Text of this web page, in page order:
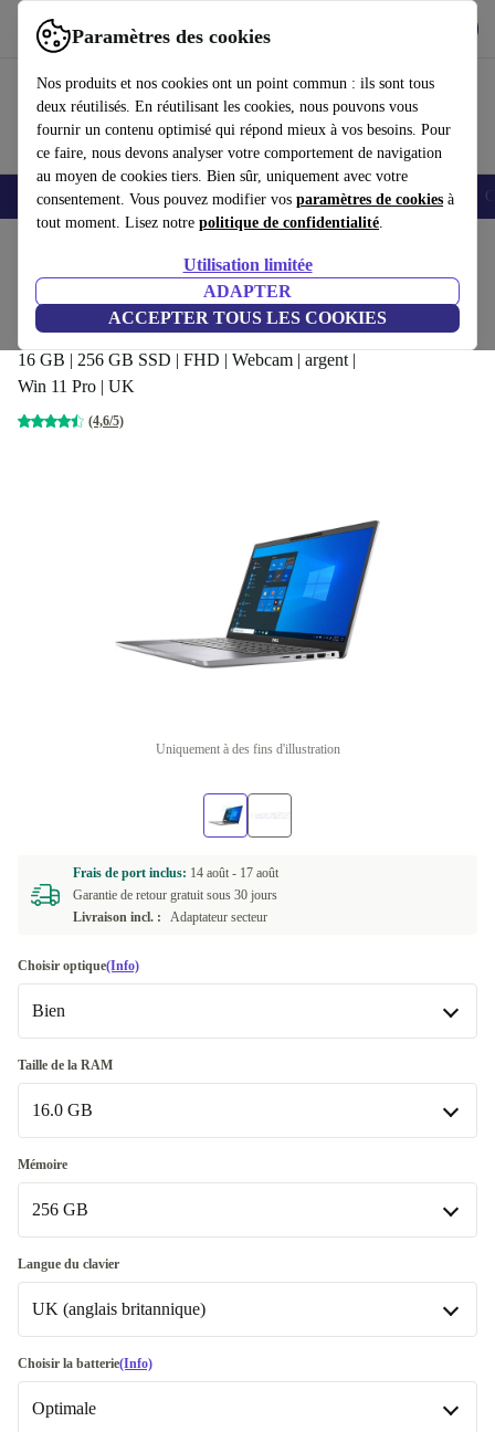
Paramètres des cookies
Nos produits et nos cookies ont un point commun : ils sont tous
deux réutilisés. En réutilisant les cookies, nous pouvons vous
fournir un contenu optimisé qui répond mieux à vos besoins. Pour
ce faire, nous devons analyser votre comportement de navigation
au moyen de cookies tiers. Bien sûr, uniquement avec votre
consentement. Vous pouvez modifier vos paramètres de cookies à
tout moment. Lisez notre politique de confidentialité.
Utilisation limitée
ADAPTER
ACCEPTER TOUS LES COOKIES
Utilisez refurbed rapidement et facilement
Smartphones Laptops Tablettes Montres connectées Accessoires
Dell Latitude 7420 | i7-1185G7 |
14-pouces
16 GB | 256 GB SSD | FHD | Webcam | argent |
Win 11 Pro | UK
(4,6/5)
379,99 €
Uniquement à des fins d'illustration
Frais de port inclus: 14 août - 17 août
Garantie de retour gratuit sous 30 jours
Livraison incl. :
Adaptateur secteur
Choisir optique(Info)
Bien
Bien
Très bien +30,00 €
Taille de la RAM
16.0 GB
16.0 GB
Disponible dans d'autres variantes
32.0 GB
Mémoire
256 GB
256 GB
512 GB +20,00 €
Langue du clavier
UK (anglais britannique)
UK (anglais britannique)
Disponible dans d'autres variantes
Choisir la batterie(Info)
Optimale